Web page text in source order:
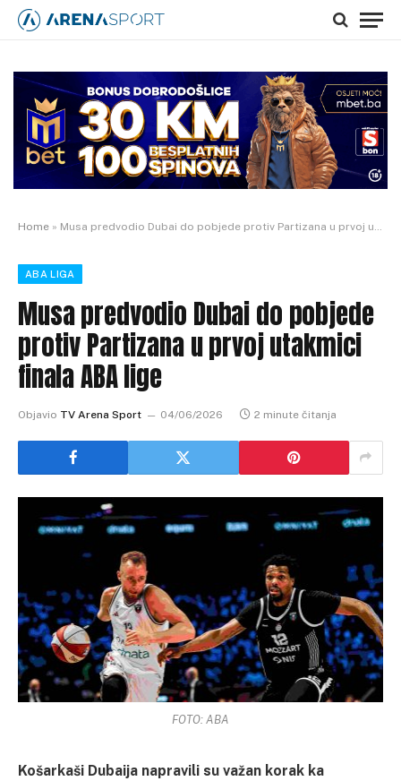
Home » Musa predvodio Dubai do pobjede protiv Partizana u prvoj utakmici finala ABA lige
ABA LIGA
Musa predvodio Dubai do pobjede
protiv Partizana u prvoj utakmici
finala ABA lige
Objavio TV Arena Sport 04/06/2026 2 minute čitanja
FOTO: ABA
Košarkaši Dubaija napravili su važan korak ka